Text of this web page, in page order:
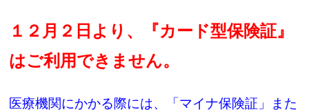
１２月２日より、『カード型保険証』
はご利用できません。
医療機関にかかる際には、「マイナ保険証」また